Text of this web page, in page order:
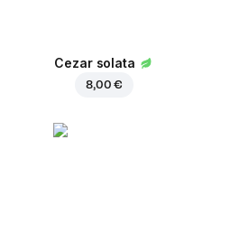
Cezar solata
8,00 €